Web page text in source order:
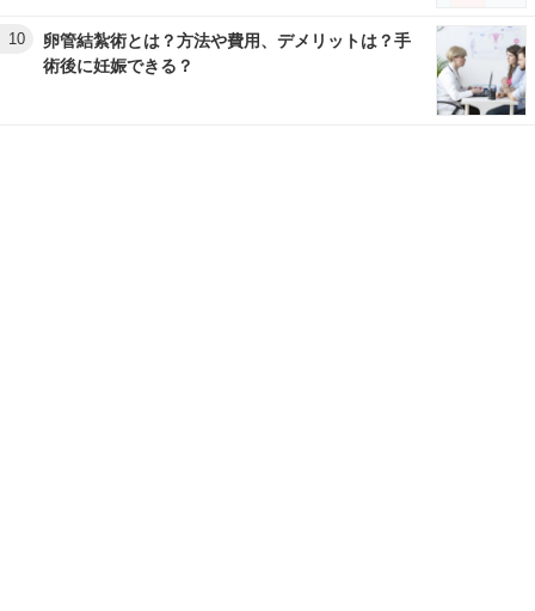
10
卵管結紮術とは？方法や費用、デメリットは？手
術後に妊娠できる？